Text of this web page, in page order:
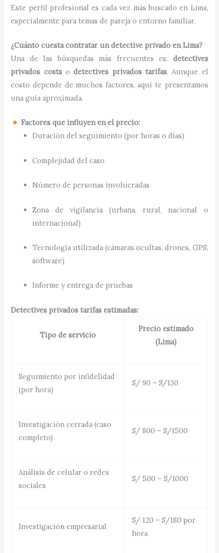
Este perfil profesional es cada vez más buscado en Lima,
especialmente para temas de pareja o entorno familiar.
¿Cuánto cuesta contratar un detective privado en Lima?
Una de las búsquedas más frecuentes es: detectives
privados costsodetectives privados tarifas. Aunque el
costo depende de muchos factores, aquí te presentamos
una guía aproximada.
Factores que influyen en el precio:
Duración del seguimiento (por horas o días)
Complejidad del caso
Número de personas involucradas
Zona de vigilancia (urbana, rural, nacional o
internacional)
Tecnología utilizada (cámaras ocultas, drones, GPS,
software)
Informe y entrega de pruebas
Detectives privados tarifas estimadas:
Tipo de servicio
Precio estimado
(Lima)
Seguimiento por infidelidad
(por hora)
S/ 90 – S/130
Investigación cerrada (caso
completo)
S/ 800 – S/1500
Análisis de celular o redes
sociales
S/ 500 – S/1000
Investigación empresarial
S/ 120 – S/180 por
hora